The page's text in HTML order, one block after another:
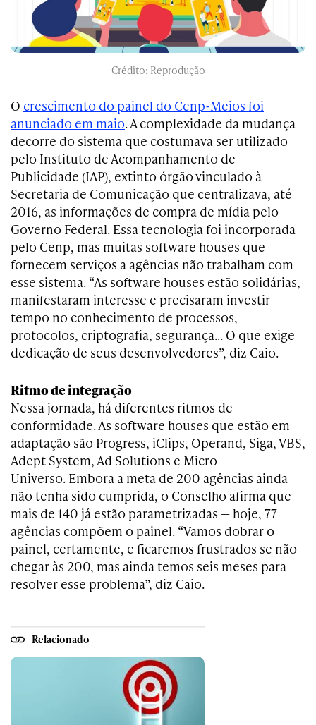
Crédito: Reprodução
O crescimento do painel do Cenp-Meios foi
anunciado em maio. A complexidade da mudança
decorre do sistema que costumava ser utilizado
pelo Instituto de Acompanhamento de
Publicidade (IAP), extinto órgão vinculado à
Secretaria de Comunicação que centralizava, até
2016, as informações de compra de mídia pelo
Governo Federal. Essa tecnologia foi incorporada
pelo Cenp, mas muitas software houses que
fornecem serviços a agências não trabalham com
esse sistema. “As software houses estão solidárias,
manifestaram interesse e precisaram investir
tempo no conhecimento de processos,
protocolos, criptografia, segurança… O que exige
dedicação de seus desenvolvedores”, diz Caio.
Ritmo de integração
Nessa jornada, há diferentes ritmos de
conformidade. As software houses que estão em
adaptação são Progress, iClips, Operand, Siga, VBS,
Adept System, Ad Solutions e Micro
Universo. Embora a meta de 200 agências ainda
não tenha sido cumprida, o Conselho afirma que
mais de 140 já estão parametrizadas — hoje, 77
agências compõem o painel. “Vamos dobrar o
painel, certamente, e ficaremos frustrados se não
chegar às 200, mas ainda temos seis meses para
resolver esse problema”, diz Caio.
Relacionado